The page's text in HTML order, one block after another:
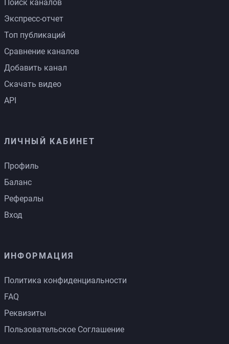
Поиск каналов
Экспресс-отчет
Топ публикаций
Сравнение каналов
Добавить канал
Скачать видео
API
ЛИЧНЫЙ КАБИНЕТ
Профиль
Баланс
Рефералы
Вход
ИНФОРМАЦИЯ
Политика конфиденциальности
FAQ
Реквизиты
Пользовательское Соглашение